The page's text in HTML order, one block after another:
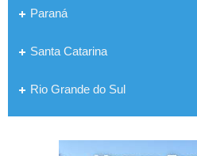
Paraná
Santa Catarina
Rio Grande do Sul